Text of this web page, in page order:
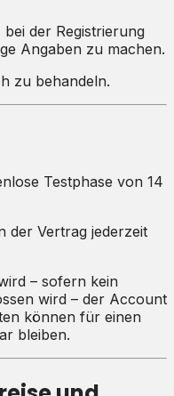
der Registrierung
Angaben zu machen.
zu behandeln.
Testphase von 14
der Vertrag jederzeit
– sofern kein
wird – der Account
können für einen
bleiben.